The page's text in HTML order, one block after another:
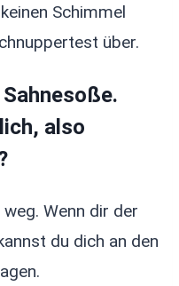
Schimmel
über.
also
Wenn dir der
du dich an den